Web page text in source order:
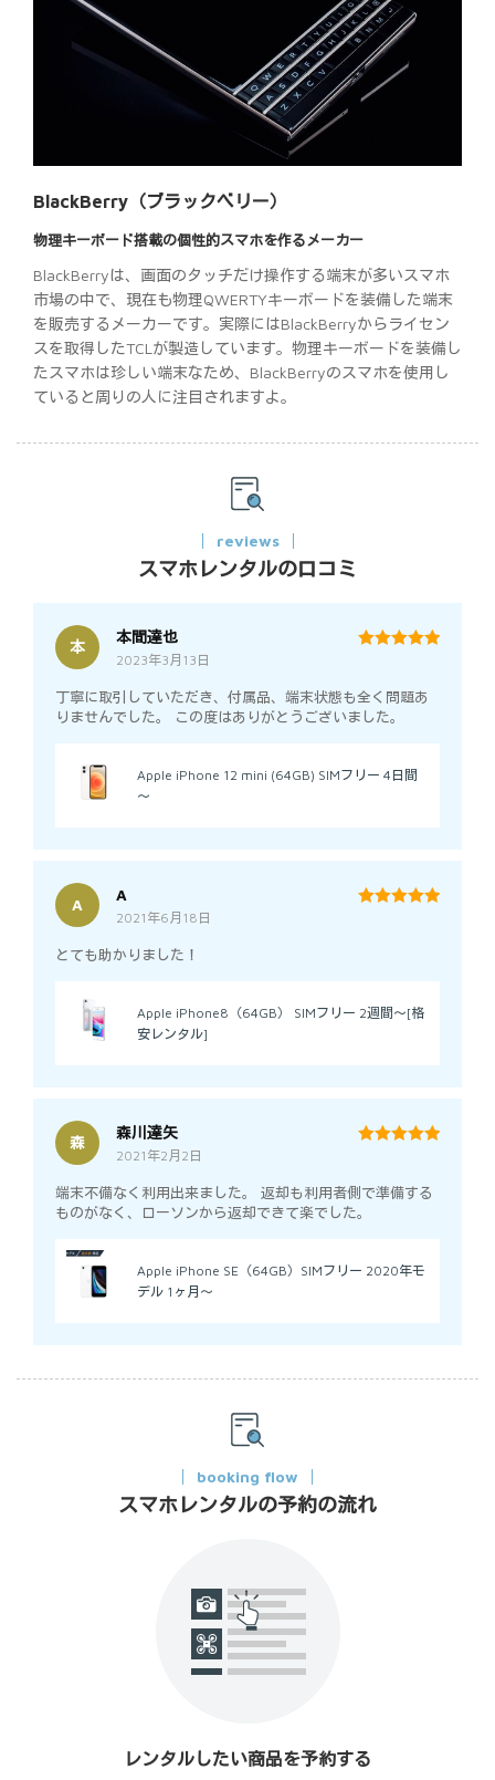
BlackBerry（ブラックベリー）
物理キーボード搭載の個性的スマホを作るメーカー
BlackBerryは、画面のタッチだけ操作する端末が多いスマホ
市場の中で、現在も物理QWERTYキーボードを装備した端末
を販売するメーカーです。実際にはBlackBerryからライセン
スを取得したTCLが製造しています。物理キーボードを装備し
たスマホは珍しい端末なため、BlackBerryのスマホを使用し
ていると周りの人に注目されますよ。
reviews
スマホレンタルの口コミ
本
本間達也
2023年3月13日
丁寧に取引していただき、付属品、端末状態も全く問題あ
りませんでした。 この度はありがとうございました。
Apple iPhone 12 mini (64GB) SIMフリー 4日間
～
A
A
2021年6月18日
とても助かりました！
Apple iPhone8（64GB） SIMフリー 2週間～[格
安レンタル]
森
森川達矢
2021年2月2日
端末不備なく利用出来ました。 返却も利用者側で準備する
ものがなく、ローソンから返却できて楽でした。
Apple iPhone SE（64GB）SIMフリー 2020年モ
デル 1ヶ月～
booking flow
スマホレンタルの予約の流れ
レンタルしたい商品を予約する